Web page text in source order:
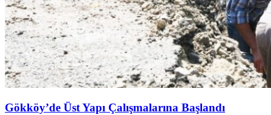
Gökköy’de Üst Yapı Çalışmalarına Başlandı